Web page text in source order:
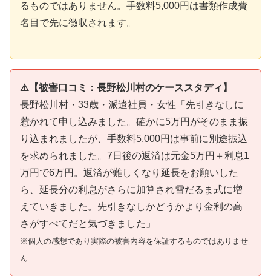
るものではありません。手数料5,000円は書類作成費
名目で先に徴収されます。
⚠️【被害口コミ：長野松川村のケーススタディ】
長野松川村・33歳・派遣社員・女性「先引きなしに
惹かれて申し込みました。確かに5万円がそのまま振
り込まれましたが、手数料5,000円は事前に別途振込
を求められました。7日後の返済は元金5万円＋利息1
万円で6万円。返済が難しくなり延長をお願いした
ら、延長分の利息がさらに加算され雪だるま式に増
えていきました。先引きなしかどうかより金利の高
さがすべてだと気づきました」
※個人の感想であり実際の被害内容を保証するものではありませ
ん